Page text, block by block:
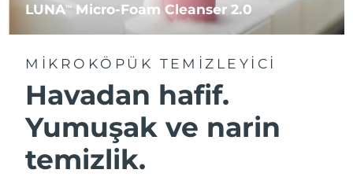
LUNATM Micro-Foam Cleanser 2.0
MIKROKÖPÜK TEMIZLEYICI
Havadan hafif.
Yumuşak ve narin
temizlik.